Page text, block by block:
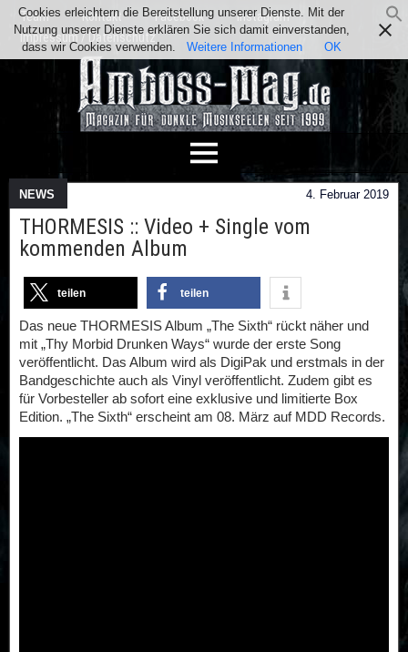
Team Kontakt Facebook
Instagram
Impressum / Datenschutz
NEWS 4. Februar 2019
THORMESIS :: Video + Single vom
kommenden Album
teilen teilen
Das neue THORMESIS Album „The Sixth“ rückt näher und
mit „Thy Morbid Drunken Ways“ wurde der erste Song
veröffentlicht. Das Album wird als DigiPak und erstmals in der
Bandgeschichte auch als Vinyl veröffentlicht. Zudem gibt es
für Vorbesteller ab sofort eine exklusive und limitierte Box
Edition. „The Sixth“ erscheint am 08. März auf MDD Records.
Cookies erleichtern die Bereitstellung unserer Dienste. Mit der
Nutzung unserer Dienste erklären Sie sich damit einverstanden,
dass wir Cookies verwenden.
Weitere Informationen OK